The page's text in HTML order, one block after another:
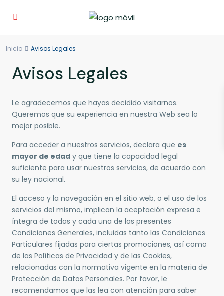
Inicio Avisos Legales
Avisos Legales
Le agradecemos que hayas decidido visitarnos.
Queremos que su experiencia en nuestra Web sea lo
mejor posible.
Para acceder a nuestros servicios, declara que es
mayor de edad y que tiene la capacidad legal
suficiente para usar nuestros servicios, de acuerdo con
su ley nacional.
El acceso y la navegación en el sitio web, o el uso de los
servicios del mismo, implican la aceptación expresa e
íntegra de todas y cada una de las presentes
Condiciones Generales, incluidas tanto las Condiciones
Particulares fijadas para ciertas promociones, así como
de las Políticas de Privacidad y de las Cookies,
relacionadas con la normativa vigente en la materia de
Protección de Datos Personales. Por favor, le
recomendamos que las lea con atención para saber